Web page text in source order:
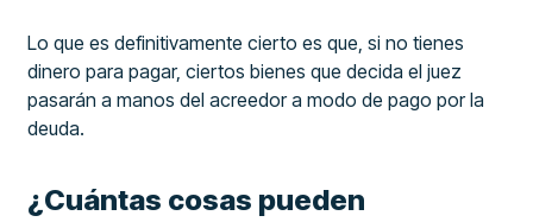
Lo que es definitivamente cierto es que, si no tienes
dinero para pagar, ciertos bienes que decida el juez
pasarán a manos del acreedor a modo de pago por la
deuda.
¿Cuántas cosas pueden